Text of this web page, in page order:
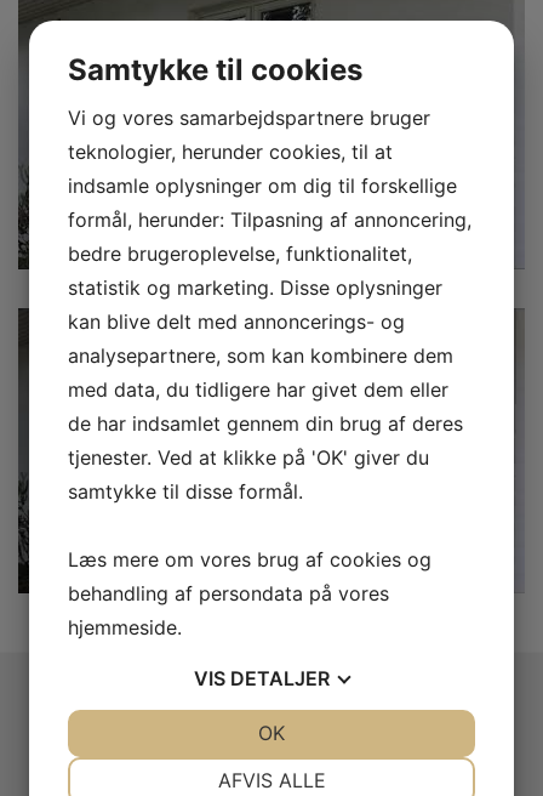
Samtykke til cookies
Vi og vores samarbejdspartnere bruger
teknologier, herunder cookies, til at
indsamle oplysninger om dig til forskellige
formål, herunder: Tilpasning af annoncering,
bedre brugeroplevelse, funktionalitet,
statistik og marketing. Disse oplysninger
kan blive delt med annoncerings- og
analysepartnere, som kan kombinere dem
med data, du tidligere har givet dem eller
de har indsamlet gennem din brug af deres
tjenester. Ved at klikke på 'OK' giver du
samtykke til disse formål.
Læs mere om vores brug af cookies og
behandling af persondata på vores
hjemmeside.
VIS DETALJER
AFVIS ALLE
OK